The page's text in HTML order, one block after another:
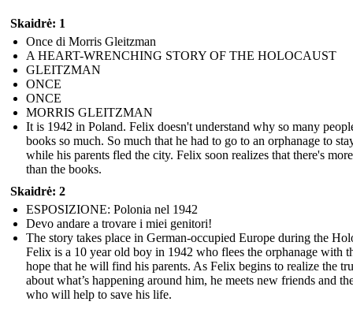
Skaidrė: 1
Once di Morris Gleitzman
A HEART-WRENCHING STORY OF THE HOLOCAUST
GLEITZMAN
ONCE
ONCE
MORRIS GLEITZMAN
It is 1942 in Poland. Felix doesn't understand why so many
books so much. So much that he had to go to an orphanage to
while his parents fled the city. Felix soon realizes that there's
than the books.
Skaidrė: 2
ESPOSIZIONE: Polonia nel 1942
Devo andare a trovare i miei genitori!
The story takes place in German-occupied Europe during the
Felix is a 10 year old boy in 1942 who flees the orphanage with
hope that he will find his parents. As Felix begins to realize the
about what’s happening around him, he meets new friends and
who will help to save his life.